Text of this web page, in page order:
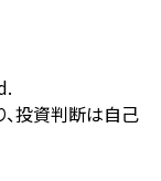
投資判断は自己